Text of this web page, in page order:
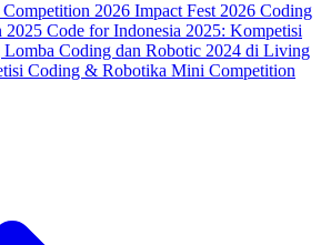
2026 Impact Fest 2026 Coding
2025 Code for Indonesia 2025: Kompetisi
Coding dan Robotic 2024 di Living
Coding & Robotika Mini Competition